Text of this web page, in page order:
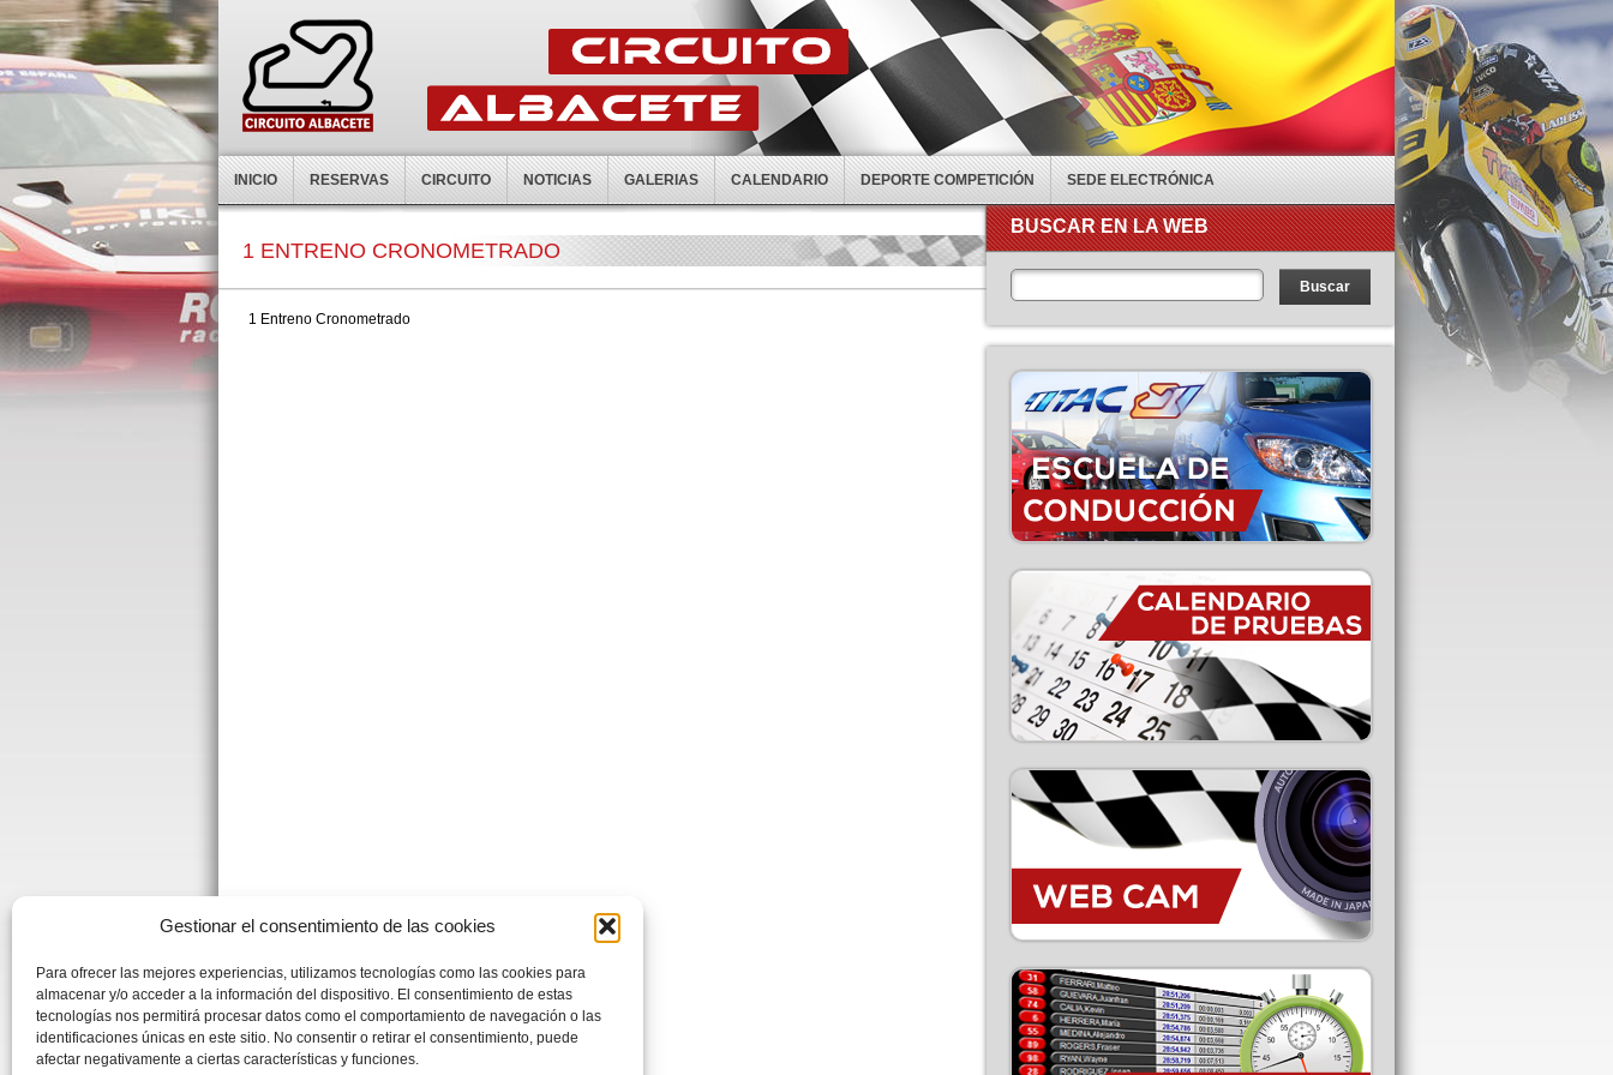
Gestionar el consentimiento de las cookies
Para ofrecer las mejores experiencias, utilizamos tecnologías como las cookies para
almacenar y/o acceder a la información del dispositivo. El consentimiento de estas
tecnologías nos permitirá procesar datos como el comportamiento de navegación o las
identificaciones únicas en este sitio. No consentir o retirar el consentimiento, puede
afectar negativamente a ciertas características y funciones.
INICIO RESERVAS CIRCUITO NOTICIAS GALERIAS CALENDARIO DEPORTE COMPETICIÓN SEDE ELECTRÓNICA
1 ENTRENO CRONOMETRADO
1 Entreno Cronometrado
BUSCAR EN LA WEB